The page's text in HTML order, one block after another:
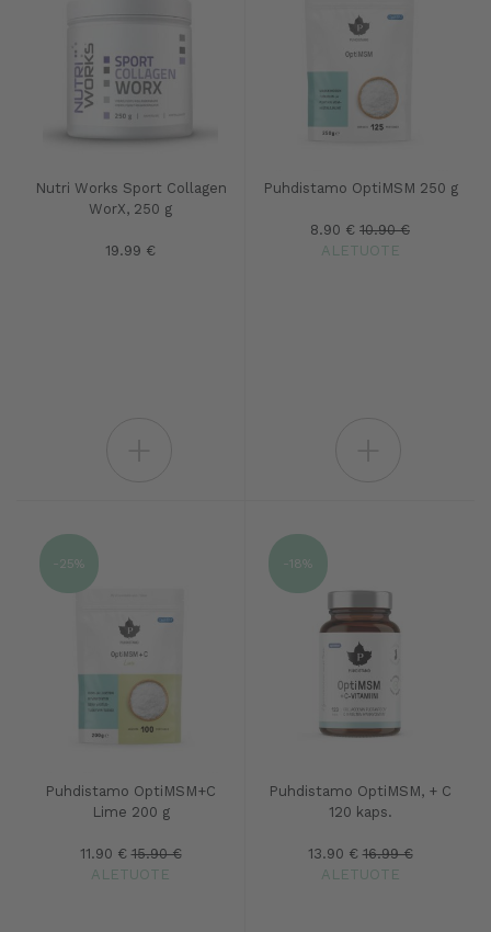
Nutri Works Sport Collagen
WorX, 250 g
19.99 €
Puhdistamo OptiMSM 250 g
8.90 € 10.90 €
ALETUOTE
Puhdistamo OptiMSM+C
Lime 200 g
11.90 € 15.90 €
ALETUOTE
-25%
Puhdistamo OptiMSM, + C
120 kaps.
13.90 € 16.99 €
ALETUOTE
-18%